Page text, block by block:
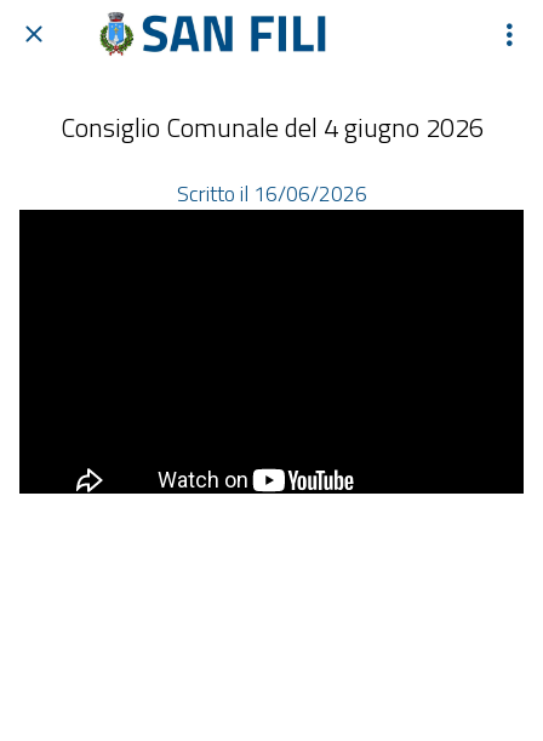
Consiglio Comunale del 4 giugno 2026
Scritto il 16/06/2026